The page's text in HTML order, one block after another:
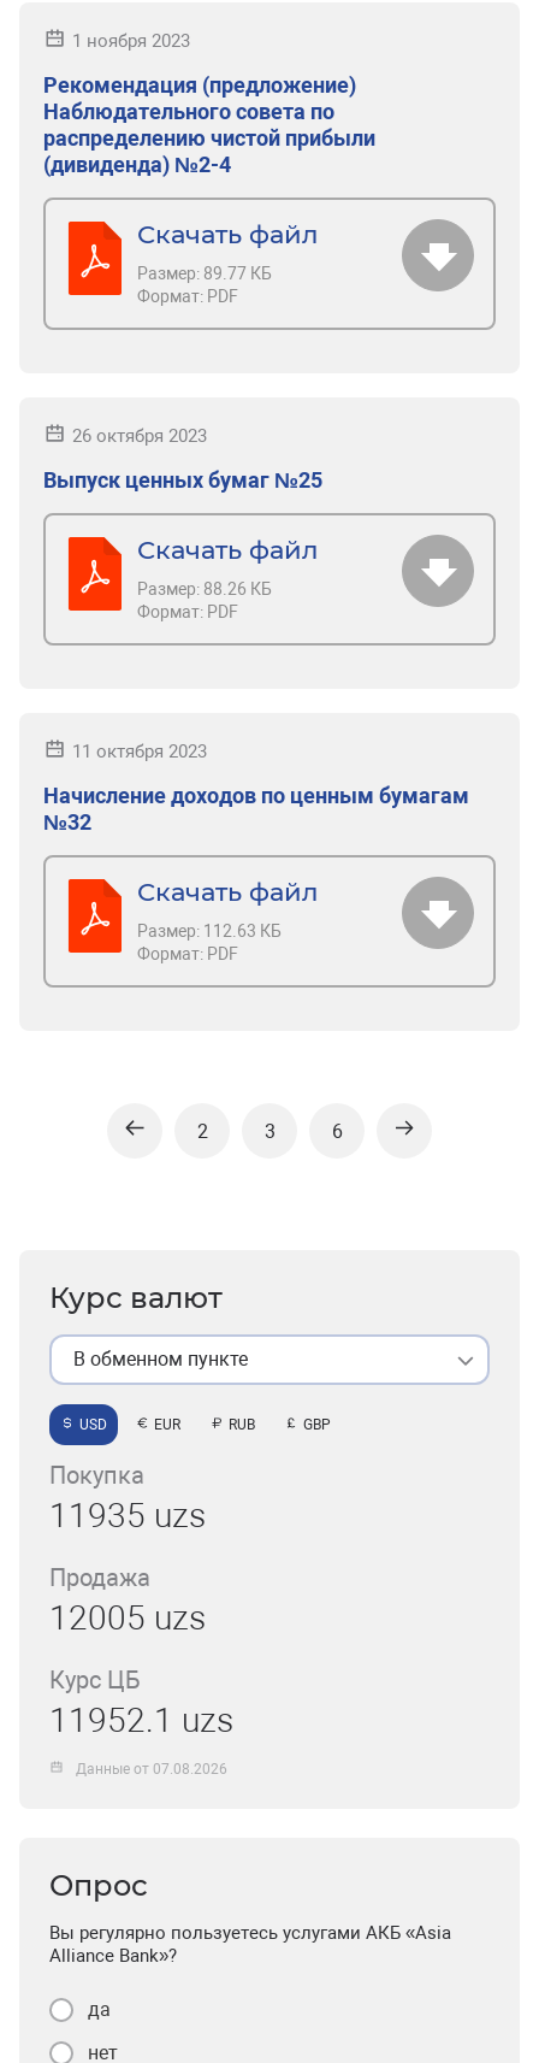
1 ноября 2023
Рекомендация (предложение)
Наблюдательного совета по
распределению чистой прибыли
(дивиденда) №2-4
Скачать файл
Размер: 89.77 КБ
Формат: PDF
26 октября 2023
Выпуск ценных бумаг №25
Скачать файл
Размер: 88.26 КБ
Формат: PDF
11 октября 2023
Начисление доходов по ценным бумагам
№32
Скачать файл
Размер: 112.63 КБ
Формат: PDF
2 3 6
Курс валют
В обменном пункте
USD EUR RUB GBP
Покупка
11935 uzs
Продажа
12005 uzs
Курс ЦБ
11952.1 uzs
Данные от 07.08.2026
Опрос
Вы регулярно пользуетесь услугами АКБ «Asia
Alliance Bank»?
да
нет